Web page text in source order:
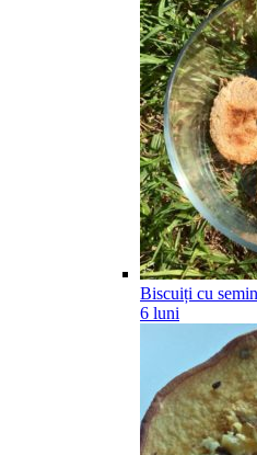
Biscuiți cu
6 luni